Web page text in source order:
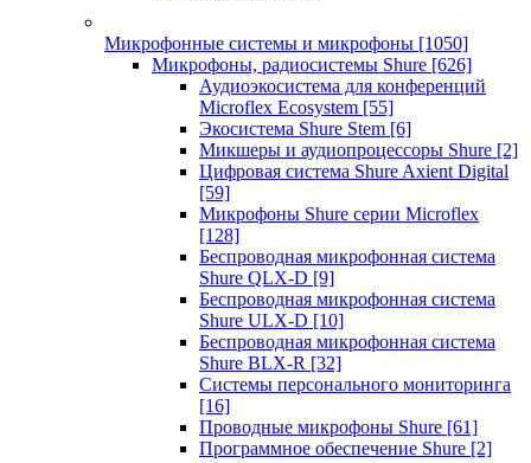
Микрофонные системы и микрофоны [1050]
Микрофоны, радиосистемы Shure [626]
Аудиоэкосистема для конференций
Microflex Ecosystem [55]
Экосистема Shure Stem [6]
Микшеры и аудиопроцессоры Shure [2]
Цифровая система Shure Axient Digital
[59]
Микрофоны Shure серии Microflex
[128]
Беспроводная микрофонная система
Shure QLX-D [9]
Беспроводная микрофонная система
Shure ULX-D [10]
Беспроводная микрофонная система
Shure BLX-R [32]
Системы персонального мониторинга
[16]
Проводные микрофоны Shure [61]
Программное обеспечение Shure [2]